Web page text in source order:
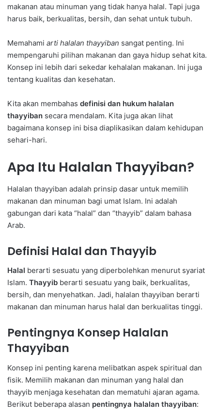
makanan atau minuman yang tidak hanya halal. Tapi juga
harus baik, berkualitas, bersih, dan sehat untuk tubuh.
Memahami arti halalan thayyiban sangat penting. Ini
mempengaruhi pilihan makanan dan gaya hidup sehat kita.
Konsep ini lebih dari sekedar kehalalan makanan. Ini juga
tentang kualitas dan kesehatan.
Kita akan membahas definisi dan hukum halalan
thayyiban secara mendalam. Kita juga akan lihat
bagaimana konsep ini bisa diaplikasikan dalam kehidupan
sehari-hari.
Apa Itu Halalan Thayyiban?
Halalan thayyiban adalah prinsip dasar untuk memilih
makanan dan minuman bagi umat Islam. Ini adalah
gabungan dari kata “halal” dan “thayyib” dalam bahasa
Arab.
Definisi Halal dan Thayyib
Halal berarti sesuatu yang diperbolehkan menurut syariat
Islam. Thayyib berarti sesuatu yang baik, berkualitas,
bersih, dan menyehatkan. Jadi, halalan thayyiban berarti
makanan dan minuman harus halal dan berkualitas tinggi.
Pentingnya Konsep Halalan
Thayyiban
Konsep ini penting karena melibatkan aspek spiritual dan
fisik. Memilih makanan dan minuman yang halal dan
thayyib menjaga kesehatan dan mematuhi ajaran agama.
Berikut beberapa alasan pentingnya halalan thayyiban: